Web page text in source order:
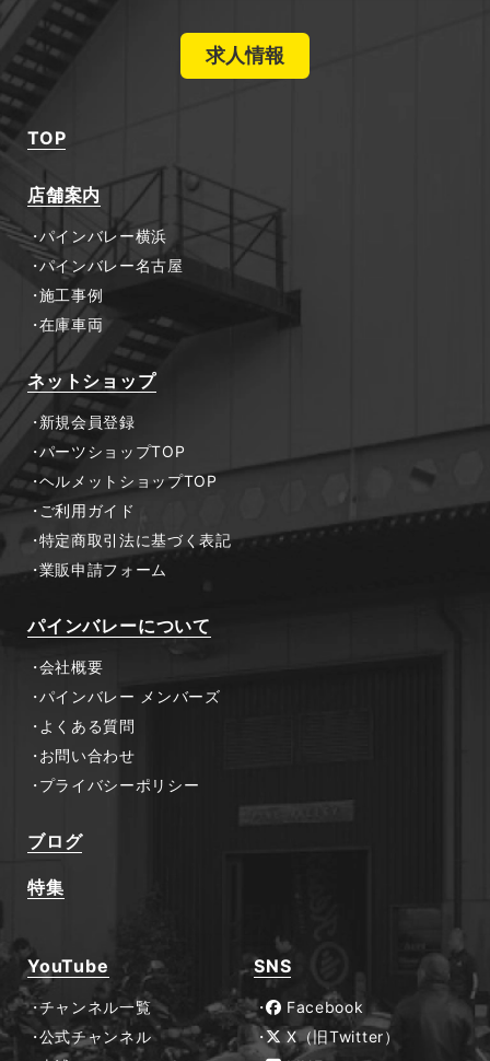
求人情報
TOP
店舗案内
パインバレー横浜
パインバレー名古屋
施工事例
在庫車両
ネットショップ
新規会員登録
パーツショップTOP
ヘルメットショップTOP
ご利用ガイド
特定商取引法に基づく表記
業販申請フォーム
パインバレーについて
会社概要
パインバレー メンバーズ
よくある質問
お問い合わせ
プライバシーポリシー
ブログ
特集
YouTube
チャンネル一覧
公式チャンネル
SNS
Facebook
X（旧Twitter）